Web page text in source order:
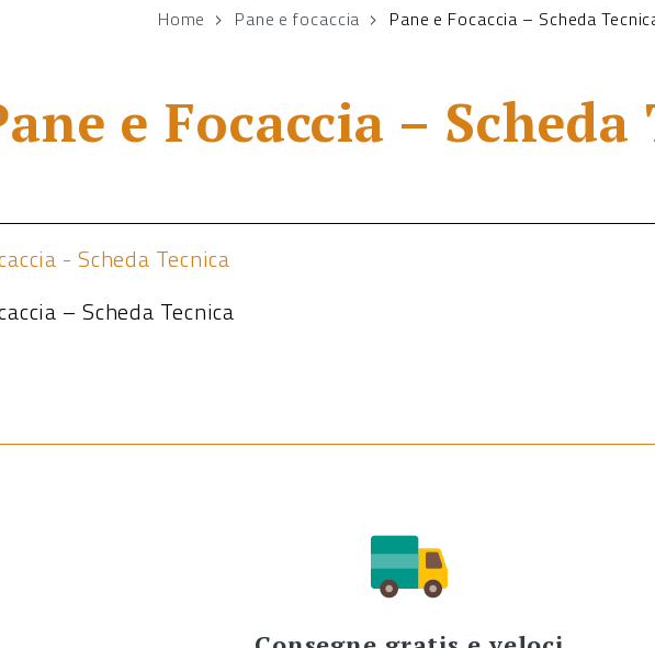
Home Pane e focaccia Pane e Focaccia – Scheda
e Focaccia – Scheda
- Scheda Tecnica
– Scheda Tecnica